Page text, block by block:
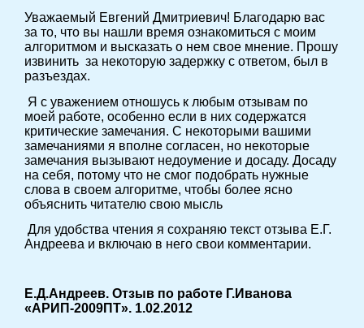
Уважаемый Евгений Дмитриевич! Благодарю вас
за то, что вы нашли время ознакомиться с моим
алгоритмом и высказать о нем свое мнение. Прошу
извинить за некоторую задержку с ответом, был в
разъездах.
Я с уважением отношусь к любым отзывам по
моей работе, особенно если в них содержатся
критические замечания. С некоторыми вашими
замечаниями я вполне согласен, но некоторые
замечания вызывают недоумение и досаду. Досаду
на себя, потому что не смог подобрать нужные
слова в своем алгоритме, чтобы более ясно
объяснить читателю свою мысль
Для удобства чтения я сохраняю текст отзыва Е.Г.
Андреева и включаю в него свои комментарии.
Е.Д.Андреев. Отзыв по работе Г.Иванова
«АРИП-2009ПТ». 1.02.2012